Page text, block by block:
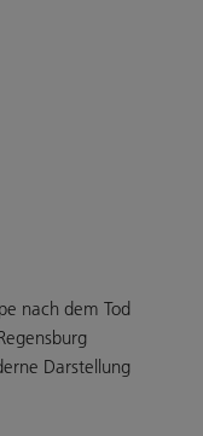
nach dem Tod
Darstellung